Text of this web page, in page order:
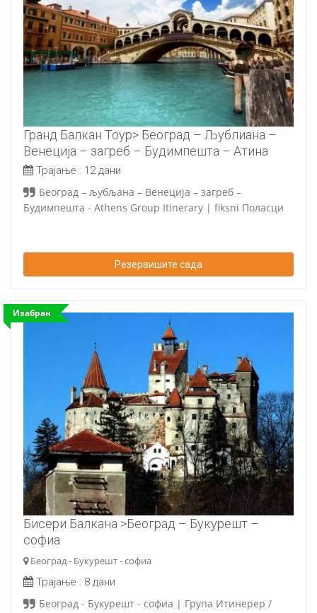
Гранд Балкан Тоур> Београд – Љублиана –
Венеција – загреб – Будимпешта – Атина
Трајање : 12 дани
Београд – љубљана – Венеција – загреб –
Будимпешта - Athens Group Itinerary | fiksni Поласци
Резервишите сада
Изабран
Бисери Балкана >Београд – Букурешт –
софиа
Београд - Букурешт - софиа
Трајање : 8 дани
Београд - Букурешт - софиа | Група Итинерер /